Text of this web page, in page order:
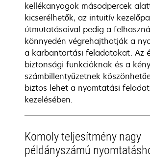
kellékanyagok másodpercek
kicserélhetők, az intuitív
útmutatásaival pedig a
könnyedén végrehajthatják a
a karbantartási feladatokat. Az
biztonsági funkcióknak és a
számbillentyűzetnek
biztos lehet a nyomtatási
kezelésében.
Komoly teljesítmény nagy
példányszámú